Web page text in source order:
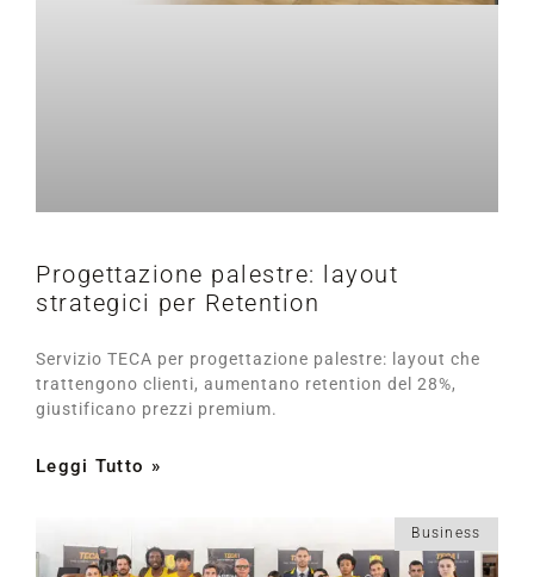
Progettazione palestre: layout
strategici per Retention
Servizio TECA per progettazione palestre: layout che
trattengono clienti, aumentano retention del 28%,
giustificano prezzi premium.
Leggi Tutto »
Business